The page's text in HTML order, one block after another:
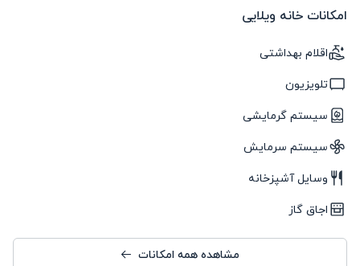
امکانات خانه ویلایی
اقلام بهداشتی
تلویزیون
سیستم گرمایشی
سیستم سرمایش
وسایل آشپزخانه
اجاق گاز
مشاهده همه امکانات